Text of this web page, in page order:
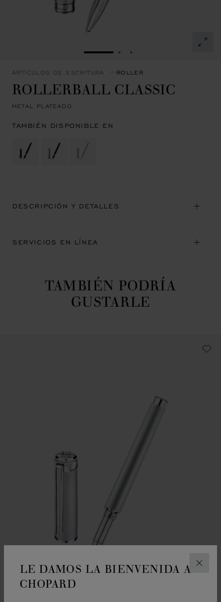
LE DAMOS LA BIENVENIDA A
CHOPARD
IR A LA DIAPOSITIVA 1
IR A LA DIAPOSITIVA 2
IR A LA DIAPOSITIVA
ARTÍCULOS DE ESCRITURA ROLLER
ROLLERBALL CLASSIC
METAL PLATEADO
TAMBIÉN DISPONIBLE EN
DESCRIPCIÓN Y DETALLES
SERVICIOS EN LÍNEA
TAMBIÉN PODRÍA
GUSTARLE